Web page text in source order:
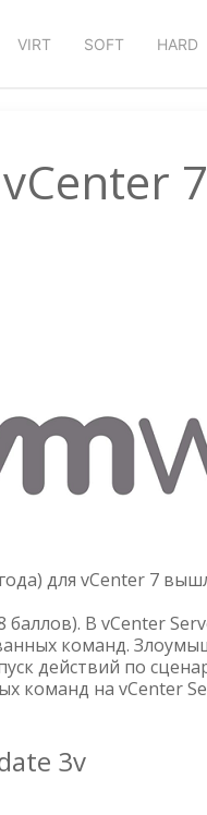
VIRT SOFT HARD
для vCenter 7
баллов). В vCenter
команд.
действий по
команд на vCenter
3v